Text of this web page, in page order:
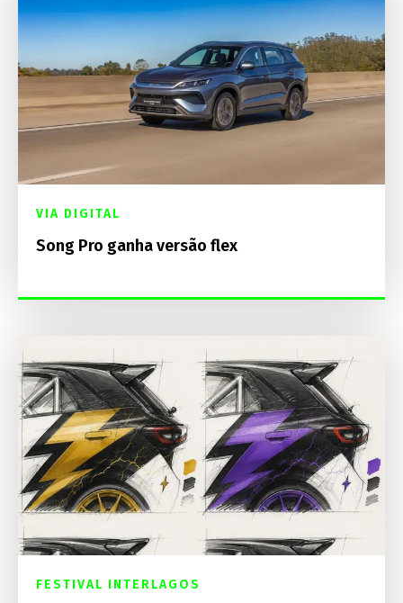
VIA DIGITAL
Song Pro ganha versão flex
FESTIVAL INTERLAGOS